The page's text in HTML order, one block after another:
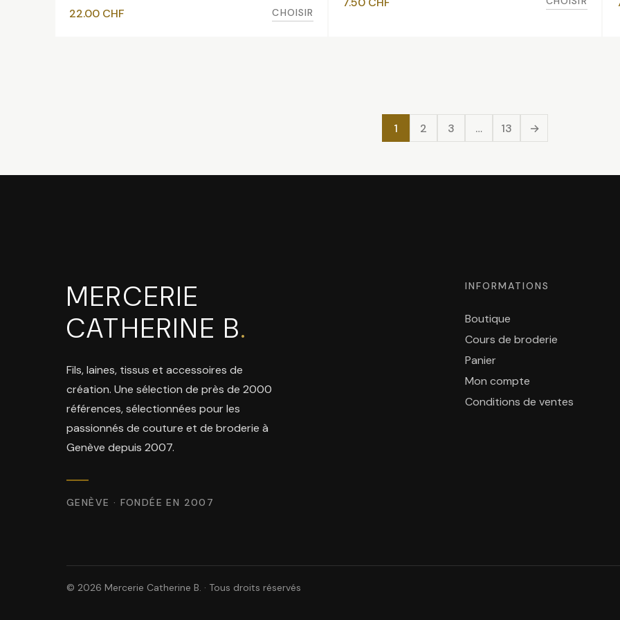
22.00 CHF CHOISIR
1 2 3 … 13 →
MERCERIE
CATHERINE B.
Fils, laines, tissus et accessoires de
création. Une sélection de près de 2000
références, sélectionnées pour les
passionnés de couture et de broderie à
Genève depuis 2007.
GENÈVE · FONDÉE EN 2007
INFORMATIONS
Boutique
Cours de broderie
Panier
Mon compte
Conditions de ventes
© 2026 Mercerie Catherine B. · Tous droits réservés